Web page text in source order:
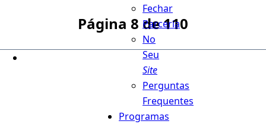
Fechar
Parceria
No
Seu
Site
Perguntas
Frequentes
Programas
Página 8 de 110